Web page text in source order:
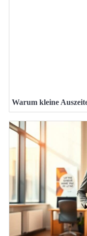
Warum kleine